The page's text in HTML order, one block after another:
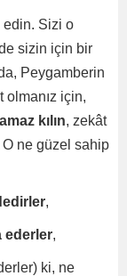
edin. Sizi o
sizin için bir
Peygamberin
olmanız için,
kılın, zekât
O ne güzel sahip
,
ederler,
ki, ne